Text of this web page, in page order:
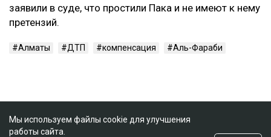
заявили в суде, что простили Пака и не имеют к нему
претензий.
Алматы ДТП компенсация Аль-Фараби
Мы используем файлы cookie для улучшения
работы сайта.